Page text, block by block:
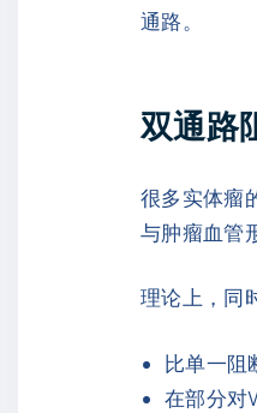
通路。
双通路
很多实体瘤
与肿瘤血管
理论上，同
比单一阻
在部分对